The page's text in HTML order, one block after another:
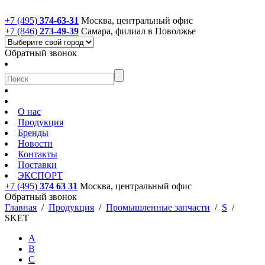
+7 (495) 374-63-31 Москва, центральный офис
+7 (846) 273-49-39 Самара, филиал в Поволжье
Обратный звонок
О нас
Продукция
Бренды
Новости
Контакты
Поставки
ЭКСПОРТ
+7 (495) 374 63 31 Москва, центральный офис
Обратный звонок
Главная / Продукция / Промышленные запчасти / S /
SKET
A
B
C